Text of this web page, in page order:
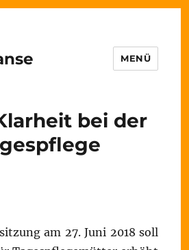
MENÜ
bei der
am 27. Juni 2018 soll